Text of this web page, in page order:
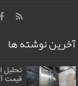
آخرین نوشته ها
تحلیل
قیمت